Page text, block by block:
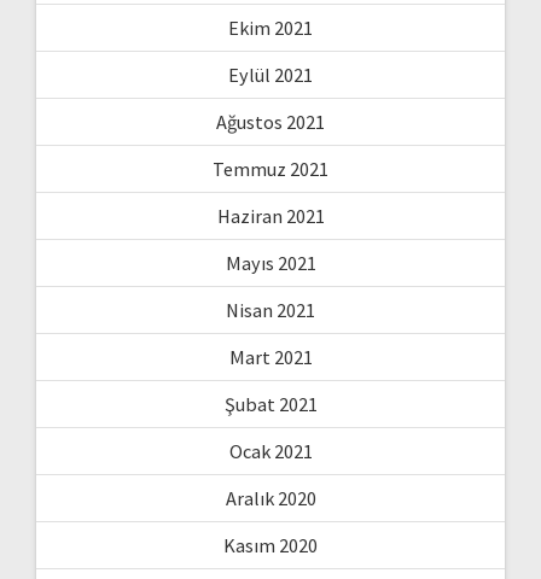
Ekim 2021
Eylül 2021
Ağustos 2021
Temmuz 2021
Haziran 2021
Mayıs 2021
Nisan 2021
Mart 2021
Şubat 2021
Ocak 2021
Aralık 2020
Kasım 2020